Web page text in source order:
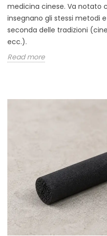
medicina cinese. Va notato
insegnano gli stessi metodi
seconda delle tradizioni
ecc.).
Read more